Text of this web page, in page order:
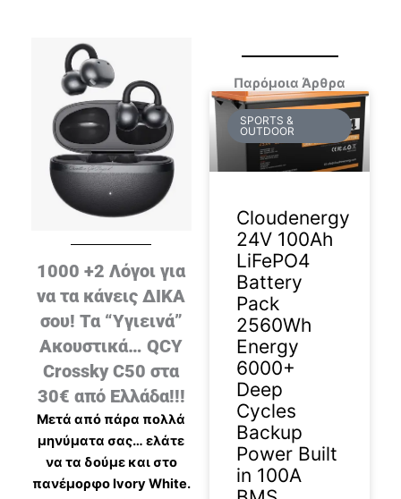
1000 +2 Λόγοι για
να τα κάνεις ΔΙΚΑ
σου! Τα “Υγιεινά”
Ακουστικά… QCY
Crossky C50 στα
30€ από Ελλάδα!!!
Μετά από πάρα πολλά
μηνύματα σας… ελάτε
να τα δούμε και στο
πανέμορφο Ivory White.
Παρόμοια Άρθρα
SPORTS &
OUTDOOR
Cloudenergy
24V 100Ah
LiFePO4
Battery
Pack
2560Wh
Energy
6000+
Deep
Cycles
Backup
Power Built
in 100A